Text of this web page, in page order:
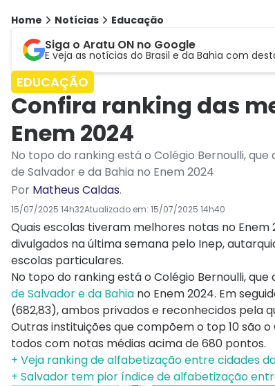
Home Notícias Educação
Siga o Aratu ON no Google
E veja as notícias do Brasil e da Bahia com
EDUCAÇÃO
Confira ranking das
Enem 2024
No topo do ranking está o Colégio Bernoulli,
de Salvador e da Bahia no Enem 2024
Por Matheus Caldas.
15/07/2025 14h32Atualizado em: 15/07/2025 14h40
Quais escolas tiveram melhores notas no
divulgados na última semana pelo Inep,
escolas particulares.
No topo do ranking está o Colégio Bernoulli,
de Salvador e da Bahia no Enem 2024. Em
(682,83), ambos privados e reconhecidos pela
Outras instituições que compõem o top 10 são
todos com notas médias acima de 680 pontos.
+ Veja ranking de alfabetização entre cidades da
+ Salvador tem pior índice de alfabetização